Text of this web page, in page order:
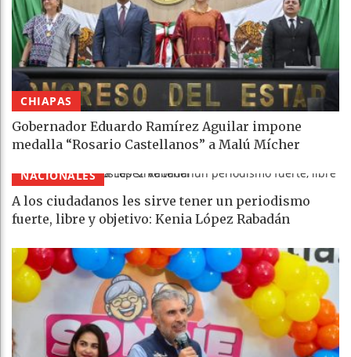
CHIAPAS
Gobernador Eduardo Ramírez Aguilar impone
medalla “Rosario Castellanos” a Malú Mícher
NACIONALES
A los ciudadanos les sirve tener un periodismo
fuerte, libre y objetivo: Kenia López Rabadán